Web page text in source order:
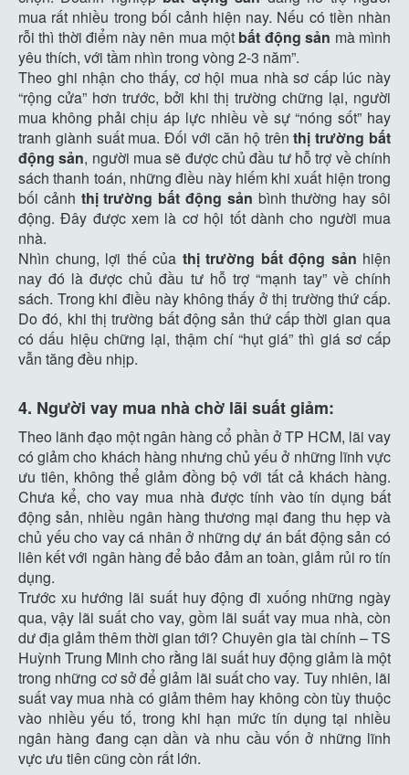
mua rất nhiều trong bối cảnh hiện nay. Nếu có tiền nhàn
rỗi thì thời điểm này nên mua một bất động sản mà mình
yêu thích, với tầm nhìn trong vòng 2-3 năm”.
Theo ghi nhận cho thấy, cơ hội mua nhà sơ cấp lúc này
“rộng cửa” hơn trước, bởi khi thị trường chững lại, người
mua không phải chịu áp lực nhiều về sự “nóng sốt” hay
tranh giành suất mua. Đối với căn hộ trênthị trường bất
động sản, người mua sẽ được chủ đầu tư hỗ trợ về chính
sách thanh toán, những điều này hiếm khi xuất hiện trong
bối cảnh thị trường bất động sản bình thường hay sôi
động. Đây được xem là cơ hội tốt dành cho người mua
nhà.
Nhìn chung, lợi thế của thị trường bất động sản hiện
nay đó là được chủ đầu tư hỗ trợ “mạnh tay” về chính
sách. Trong khi điều này không thấy ở thị trường thứ cấp.
Do đó, khi thị trường bất động sản thứ cấp thời gian qua
có dấu hiệu chững lại, thậm chí “hụt giá” thì giá sơ cấp
vẫn tăng đều nhịp.
4. Người vay mua nhà chờ lãi suất giảm:
Theo lãnh đạo một ngân hàng cổ phần ở TP HCM, lãi vay
có giảm cho khách hàng nhưng chủ yếu ở những lĩnh vực
ưu tiên, không thể giảm đồng bộ với tất cả khách hàng.
Chưa kể, cho vay mua nhà được tính vào tín dụng bất
động sản, nhiều ngân hàng thương mại đang thu hẹp và
chủ yếu cho vay cá nhân ở những dự án bất động sản có
liên kết với ngân hàng để bảo đảm an toàn, giảm rủi ro tín
dụng.
Trước xu hướng lãi suất huy động đi xuống những ngày
qua, vậy lãi suất cho vay, gồm lãi suất vay mua nhà, còn
dư địa giảm thêm thời gian tới? Chuyên gia tài chính – TS
Huỳnh Trung Minh cho rằng lãi suất huy động giảm là một
trong những cơ sở để giảm lãi suất cho vay. Tuy nhiên, lãi
suất vay mua nhà có giảm thêm hay không còn tùy thuộc
vào nhiều yếu tố, trong khi hạn mức tín dụng tại nhiều
ngân hàng đang cạn dần và nhu cầu vốn ở những lĩnh
vực ưu tiên cũng còn rất lớn.